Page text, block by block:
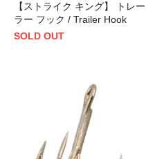
【ストライク キング】 トレー
ラー フック / Trailer Hook
SOLD OUT